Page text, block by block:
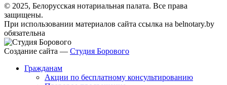
© 2025, Белорусская нотариальная палата. Все права
защищены.
При использовании материалов сайта ссылка на belnotary.by
обязательна
Создание сайта — Студия Борового
Гражданам
Акции по бесплатному консультированию